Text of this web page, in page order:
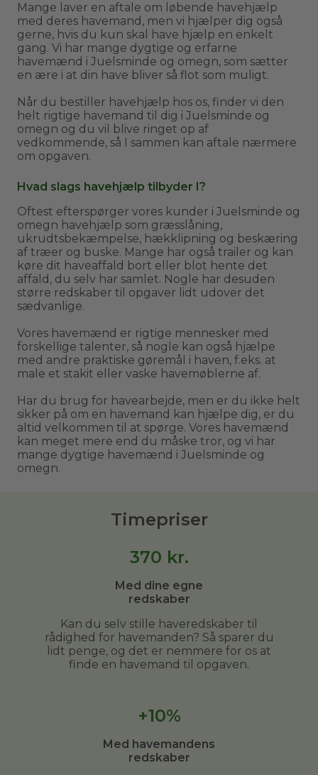
Mange laver en aftale om løbende havehjælp
med deres havemand, men vi hjælper dig også
gerne, hvis du kun skal have hjælp en enkelt
gang. Vi har mange dygtige og erfarne
havemænd i Juelsminde og omegn, som sætter
en ære i at din have bliver så flot som muligt.
Når du bestiller havehjælp hos os, finder vi den
helt rigtige havemand til dig i Juelsminde og
omegn og du vil blive ringet op af
vedkommende, så I sammen kan aftale nærmere
om opgaven.
Hvad slags havehjælp tilbyder I?
Oftest efterspørger vores kunder i Juelsminde og
omegn havehjælp som græsslåning,
ukrudtsbekæmpelse, hækklipning og beskæring
af træer og buske. Mange har også trailer og kan
køre dit haveaffald bort eller blot hente det
affald, du selv har samlet. Nogle har desuden
større redskaber til opgaver lidt udover det
sædvanlige.
Vores havemænd er rigtige mennesker med
forskellige talenter, så nogle kan også hjælpe
med andre praktiske gøremål i haven, f.eks. at
male et stakit eller vaske havemøblerne af.
Har du brug for havearbejde, men er du ikke helt
sikker på om en havemand kan hjælpe dig, er du
altid velkommen til at spørge. Vores havemænd
kan meget mere end du måske tror, og vi har
mange dygtige havemænd i Juelsminde og
omegn.
Timepriser
370 kr.
Med dine egne
redskaber
Kan du selv stille haveredskaber til
rådighed for havemanden? Så sparer du
lidt penge, og det er nemmere for os at
finde en havemand til opgaven.
+10%
Med havemandens
redskaber